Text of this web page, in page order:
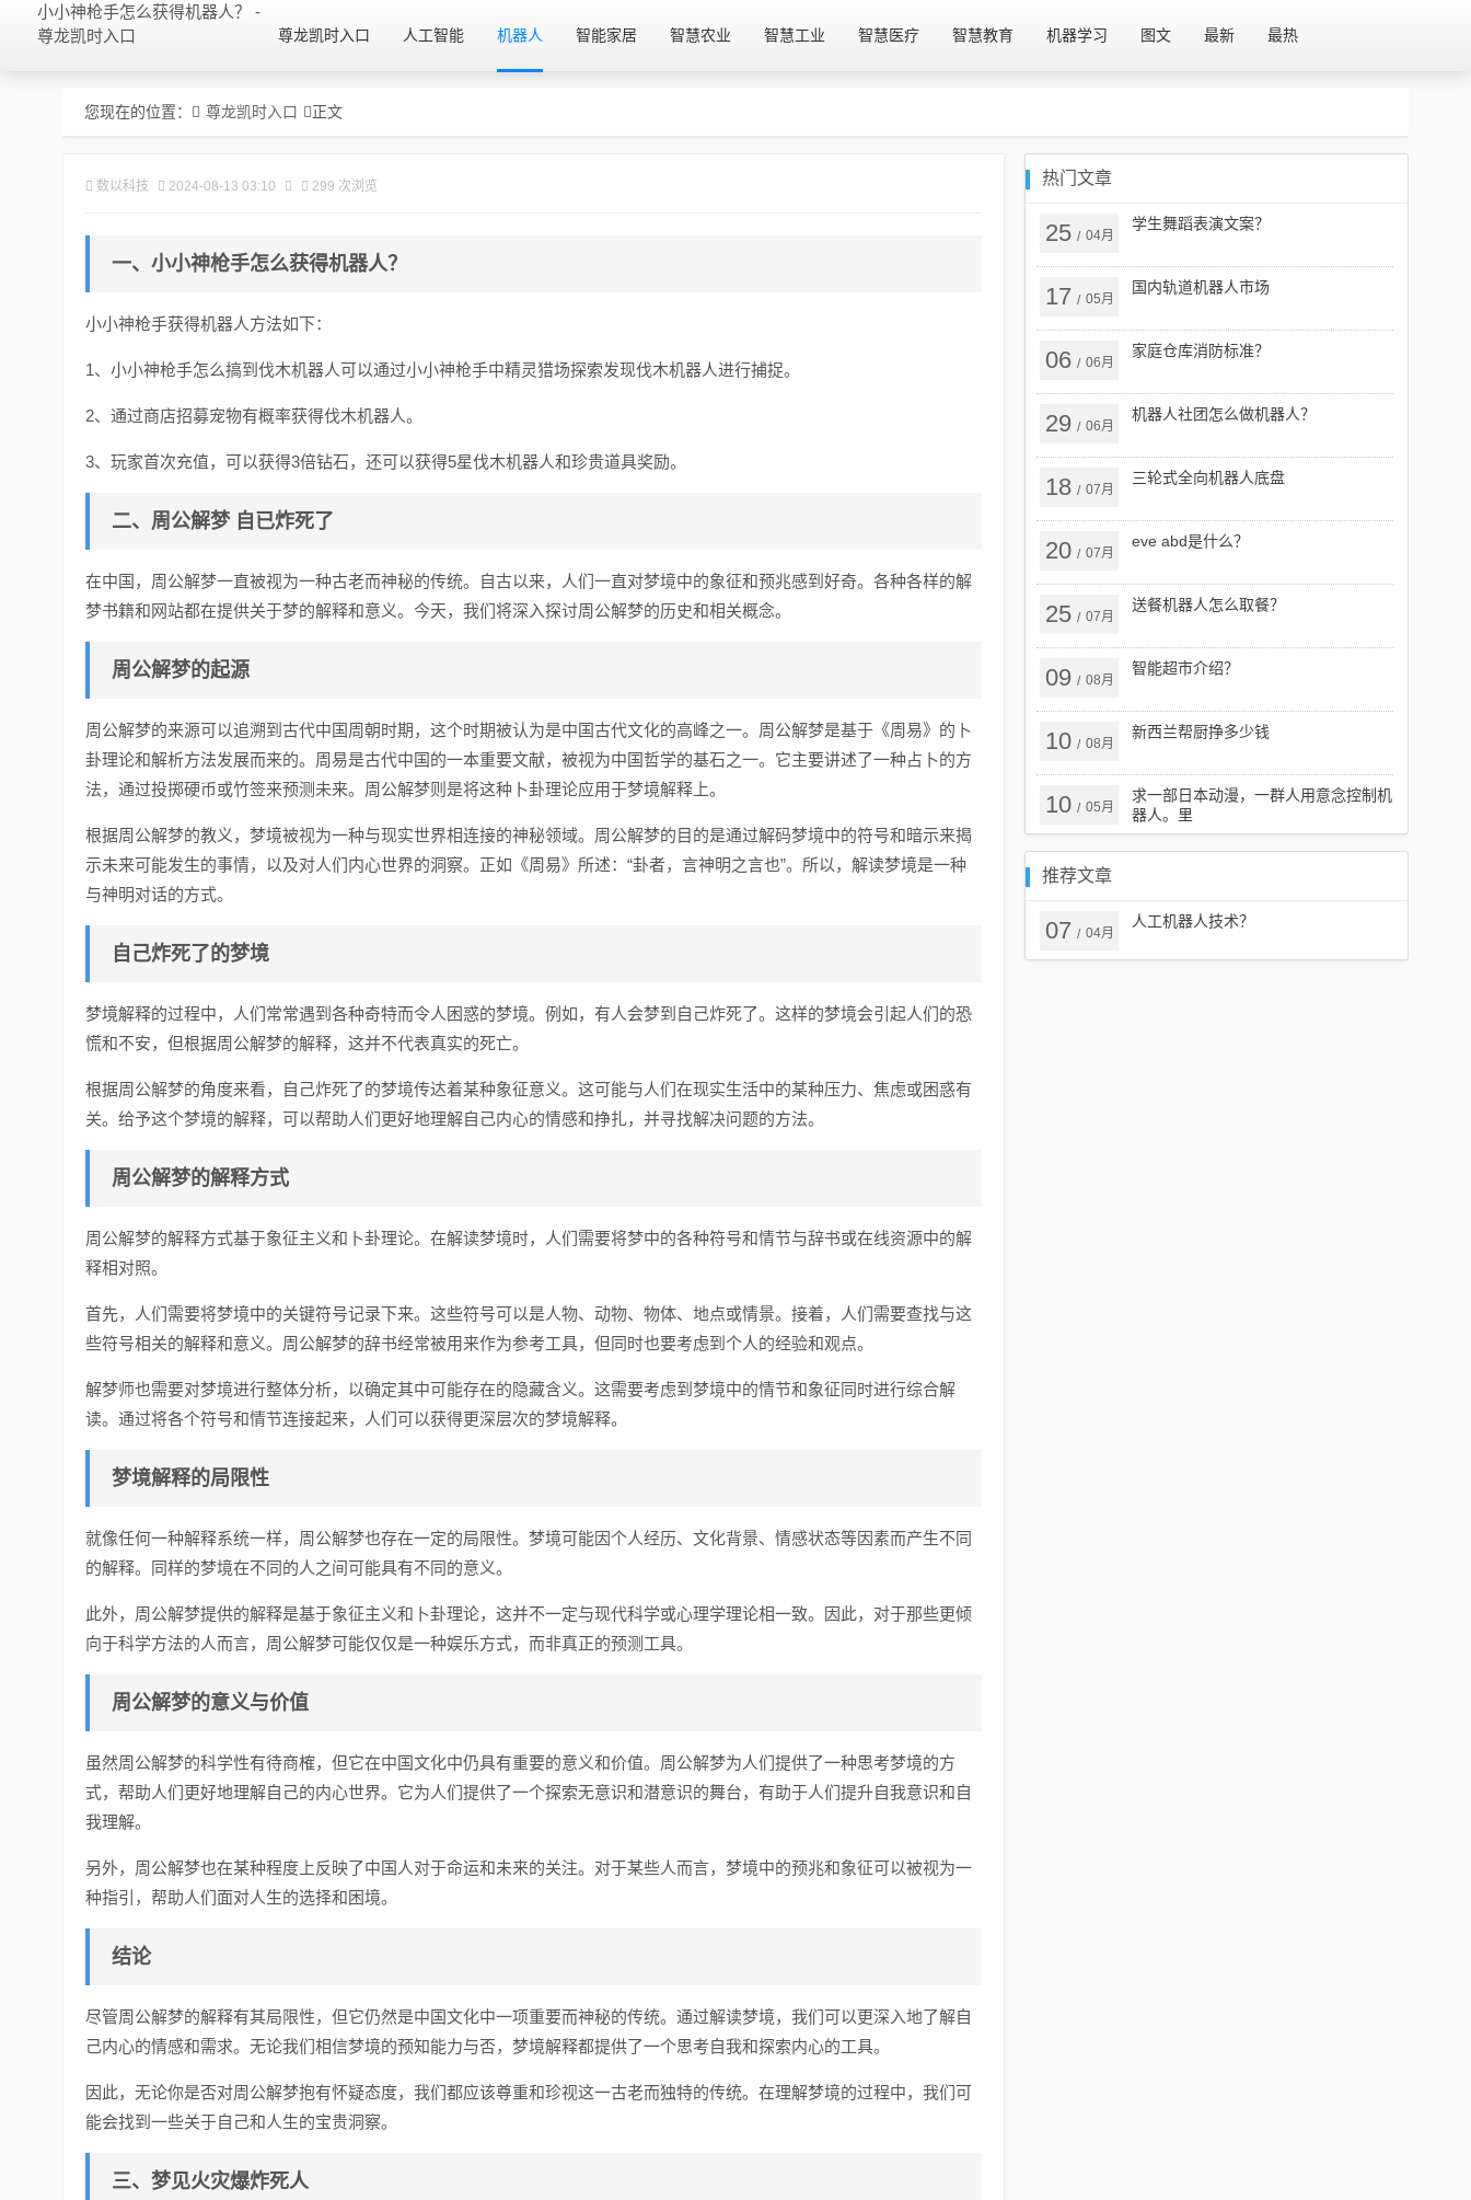
小小神枪手怎么获得机器人？ -
尊龙凯时入口
尊龙凯时入口 人工智能 机器人 智能家居 智慧农业 智慧工业 智慧医疗 智慧教育 机器学习 图文 最新 最热
您现在的位置： 尊龙凯时入口 正文
数以科技 2024-08-13 03:10 299 次浏览
一、小小神枪手怎么获得机器人？
小小神枪手获得机器人方法如下：
1、小小神枪手怎么搞到伐木机器人可以通过小小神枪手中精灵猎场探索发现伐木机器人进行捕捉。
2、通过商店招募宠物有概率获得伐木机器人。
3、玩家首次充值，可以获得3倍钻石，还可以获得5星伐木机器人和珍贵道具奖励。
二、周公解梦 自已炸死了
在中国，周公解梦一直被视为一种古老而神秘的传统。自古以来，人们一直对梦境中的象征和预兆感到好奇。各种各样的解
梦书籍和网站都在提供关于梦的解释和意义。今天，我们将深入探讨周公解梦的历史和相关概念。
周公解梦的起源
周公解梦的来源可以追溯到古代中国周朝时期，这个时期被认为是中国古代文化的高峰之一。周公解梦是基于《周易》的卜
卦理论和解析方法发展而来的。周易是古代中国的一本重要文献，被视为中国哲学的基石之一。它主要讲述了一种占卜的方
法，通过投掷硬币或竹签来预测未来。周公解梦则是将这种卜卦理论应用于梦境解释上。
根据周公解梦的教义，梦境被视为一种与现实世界相连接的神秘领域。周公解梦的目的是通过解码梦境中的符号和暗示来揭
示未来可能发生的事情，以及对人们内心世界的洞察。正如《周易》所述：“卦者，言神明之言也”。所以，解读梦境是一种
与神明对话的方式。
自己炸死了的梦境
梦境解释的过程中，人们常常遇到各种奇特而令人困惑的梦境。例如，有人会梦到自己炸死了。这样的梦境会引起人们的恐
慌和不安，但根据周公解梦的解释，这并不代表真实的死亡。
根据周公解梦的角度来看，自己炸死了的梦境传达着某种象征意义。这可能与人们在现实生活中的某种压力、焦虑或困惑有
关。给予这个梦境的解释，可以帮助人们更好地理解自己内心的情感和挣扎，并寻找解决问题的方法。
周公解梦的解释方式
周公解梦的解释方式基于象征主义和卜卦理论。在解读梦境时，人们需要将梦中的各种符号和情节与辞书或在线资源中的解
释相对照。
首先，人们需要将梦境中的关键符号记录下来。这些符号可以是人物、动物、物体、地点或情景。接着，人们需要查找与这
些符号相关的解释和意义。周公解梦的辞书经常被用来作为参考工具，但同时也要考虑到个人的经验和观点。
解梦师也需要对梦境进行整体分析，以确定其中可能存在的隐藏含义。这需要考虑到梦境中的情节和象征同时进行综合解
读。通过将各个符号和情节连接起来，人们可以获得更深层次的梦境解释。
梦境解释的局限性
就像任何一种解释系统一样，周公解梦也存在一定的局限性。梦境可能因个人经历、文化背景、情感状态等因素而产生不同
的解释。同样的梦境在不同的人之间可能具有不同的意义。
此外，周公解梦提供的解释是基于象征主义和卜卦理论，这并不一定与现代科学或心理学理论相一致。因此，对于那些更倾
向于科学方法的人而言，周公解梦可能仅仅是一种娱乐方式，而非真正的预测工具。
周公解梦的意义与价值
虽然周公解梦的科学性有待商榷，但它在中国文化中仍具有重要的意义和价值。周公解梦为人们提供了一种思考梦境的方
式，帮助人们更好地理解自己的内心世界。它为人们提供了一个探索无意识和潜意识的舞台，有助于人们提升自我意识和自
我理解。
另外，周公解梦也在某种程度上反映了中国人对于命运和未来的关注。对于某些人而言，梦境中的预兆和象征可以被视为一
种指引，帮助人们面对人生的选择和困境。
结论
尽管周公解梦的解释有其局限性，但它仍然是中国文化中一项重要而神秘的传统。通过解读梦境，我们可以更深入地了解自
己内心的情感和需求。无论我们相信梦境的预知能力与否，梦境解释都提供了一个思考自我和探索内心的工具。
因此，无论你是否对周公解梦抱有怀疑态度，我们都应该尊重和珍视这一古老而独特的传统。在理解梦境的过程中，我们可
能会找到一些关于自己和人生的宝贵洞察。
三、梦见火灾爆炸死人
热门文章
25 / 04月
学生舞蹈表演文案？
17 / 05月
国内轨道机器人市场
06 / 06月
家庭仓库消防标准？
29 / 06月
机器人社团怎么做机器人？
18 / 07月
三轮式全向机器人底盘
20 / 07月
eve abd是什么？
25 / 07月
送餐机器人怎么取餐？
09 / 08月
智能超市介绍？
10 / 08月
新西兰帮厨挣多少钱
10 / 05月
求一部日本动漫，一群人用意念控制机
器人。里
推荐文章
07 / 04月
人工机器人技术？